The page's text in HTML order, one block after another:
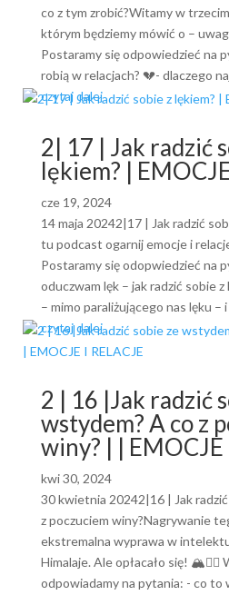
co z tym zrobić?Witamy w
którym będziemy mówić o –
Postaramy się odpowiedzieć na
robią w relacjach? 💔- dlaczego
czytaj dalej
2| 17 | Jak radzić
lękiem? |
cze 19, 2024
14 maja 20242|17 | Jak radzić
tu podcast ogarnij emocje i
Postaramy się odopwiedzieć na
oduczwam lęk – jak radzić sobie
– mimo paraliżującego nas lęku – i
czytaj dalej
2 | 16 |Jak radzić
wstydem? A co z
winy? | | EMOCJE
kwi 30, 2024
30 kwietnia 20242|16 | Jak
z poczuciem winy?Nagrywanie
ekstremalna wyprawa w
Himalaje. Ale opłacało się! 🏔️🧗‍♀️
odpowiadamy na pytania: - co to